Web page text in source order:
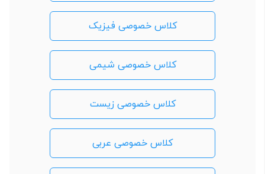
کلاس خصوصی فیزیک
کلاس خصوصی شیمی
کلاس خصوصی زیست
کلاس خصوصی عربی